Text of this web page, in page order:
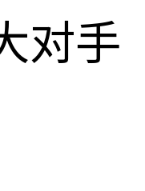
对手